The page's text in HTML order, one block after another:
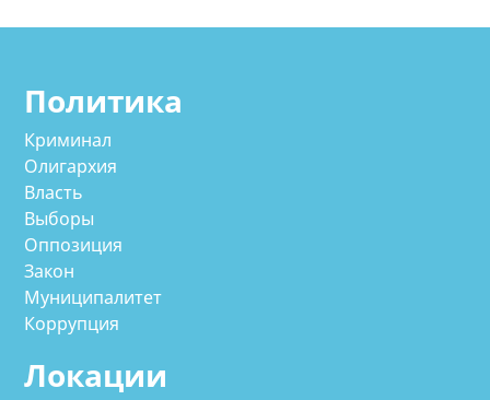
Политика
Криминал
Олигархия
Власть
Выборы
Оппозиция
Закон
Муниципалитет
Коррупция
Локации